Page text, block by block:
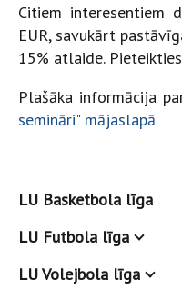
Citiem interesentiem
EUR, savukārt
15% atlaide.
Plašāka informācija
semināri" mājaslapā
LU Basketbola līga
LU Futbola līga
LU Volejbola līga